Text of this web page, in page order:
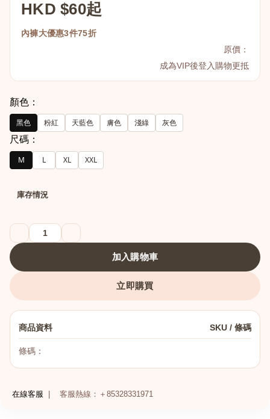
HKD $60起
內褲大優惠3件75折
原價：
成為VIP後登入購物更抵
顏色：
黑色 粉紅 天藍色 膚色 淺綠 灰色
尺碼：
M L XL XXL
庫存情況
加入購物車
立即購買
商品資料 SKU / 條碼
條碼：
在線客服 客服熱線：＋85328331971